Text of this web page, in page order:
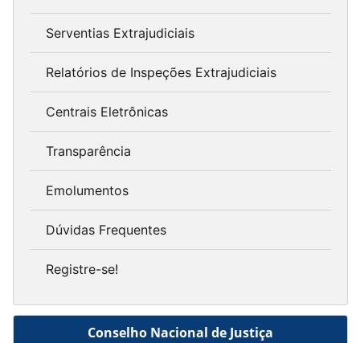
Serventias Extrajudiciais
Relatórios de Inspeções Extrajudiciais
Centrais Eletrônicas
Transparência
Emolumentos
Dúvidas Frequentes
Registre-se!
Conselho Nacional de Justiça